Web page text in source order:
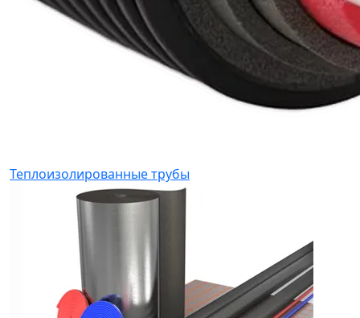
Теплоизолированные трубы